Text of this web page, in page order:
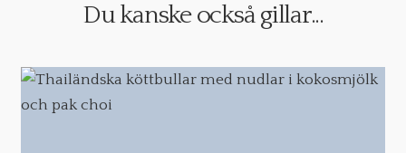
Du kanske också gillar...